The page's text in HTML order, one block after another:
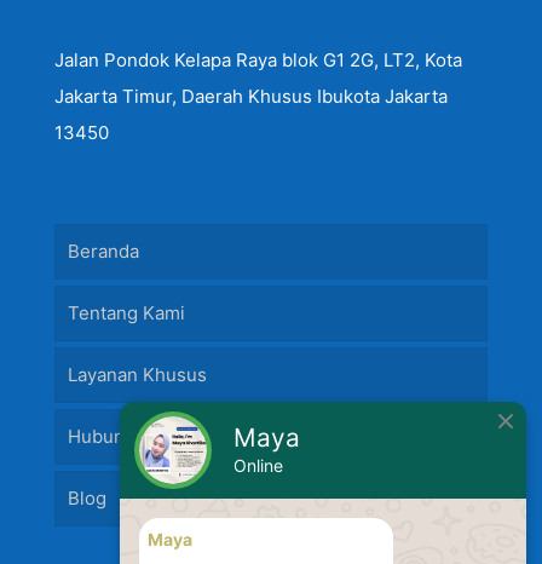
Jalan Pondok Kelapa Raya blok G1 2G, LT2, Kota
Jakarta Timur, Daerah Khusus Ibukota Jakarta
13450
Beranda
Tentang Kami
Layanan Khusus
Hubungi Kami
Blog
Maya
Online
Maya